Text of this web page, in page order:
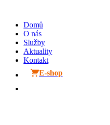
obsahuDomů
O nás
Služby
Aktuality
Kontakt
E-shop